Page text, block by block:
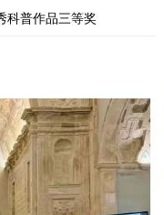
科普作品三等奖